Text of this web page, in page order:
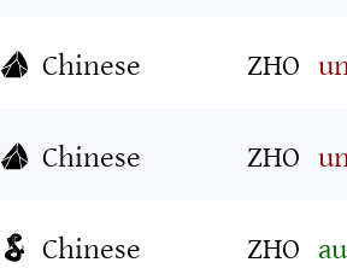
Chinese
ZHO
Chinese
ZHO
Chinese
ZHO